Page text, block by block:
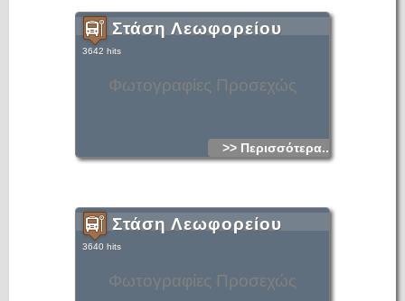
Φωτογραφίες Προσεχώς
Στάση Λεωφορείου
3642 hits
>> Περισσότερα...
Φωτογραφίες Προσεχώς
Στάση Λεωφορείου
3640 hits